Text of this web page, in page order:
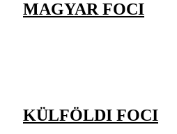
MAGYAR FOCI
KÜLFÖLDI FOCI